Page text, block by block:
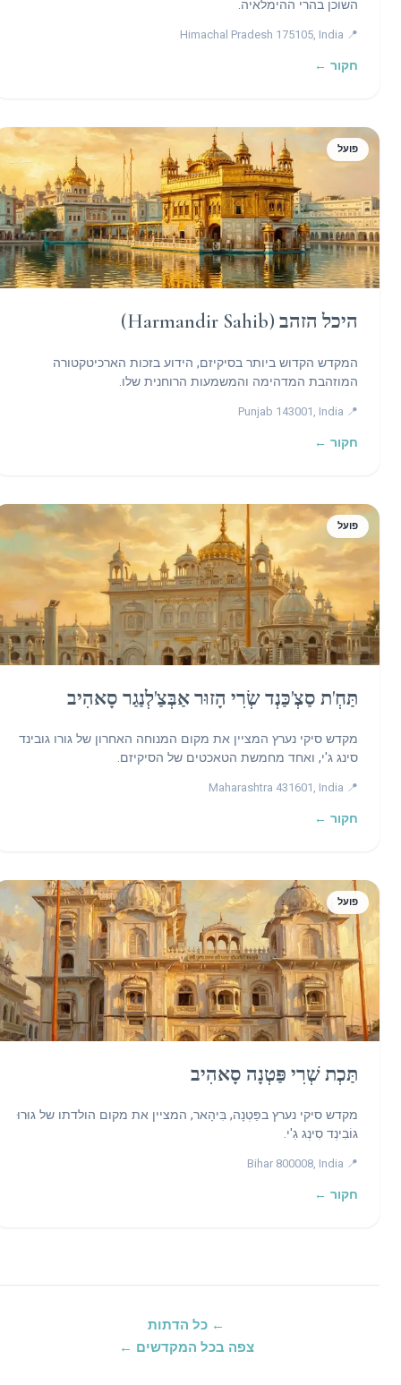
השוכן בהרי ההימלאיה.
חקור ←
פועל
היכל הזהב (Harmandir Sahib)
המקדש הקדוש ביותר בסיקיזם, הידוע בזכות הארכיטקטורה
המוזהבת המדהימה והמשמעות הרוחנית שלו.
חקור ←
פועל
תַּחְ'ת סַצְ'כַּנְד שְׂרִי הָזוּר אַבְּצַ'לְנַגַר סָאהִיב
מקדש סיקי נערץ המציין את מקום המנוחה האחרון של גורו גובינד
סינג ג'י, ואחד מחמשת הטאכטים של הסיקיזם.
חקור ←
פועל
תַּכְת שְׁרִי פַּטְנָה סָאהִיב
מקדש סיקי נערץ בפַּטְנָה, בִּיהָאר, המציין את מקום הולדתו של גוּרוּ
גוֹבִינְד סִינְג גִ'י.
חקור ←
← כל הדתות
צפה בכל המקדשים ←